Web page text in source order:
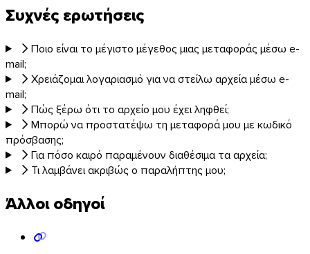
Συχνές ερωτήσεις
Ποιο είναι το μέγιστο μέγεθος μιας μεταφοράς μέσω e-
mail;
Χρειάζομαι λογαριασμό για να στείλω αρχεία μέσω e-
mail;
Πώς ξέρω ότι το αρχείο μου έχει ληφθεί;
Μπορώ να προστατέψω τη μεταφορά μου με κωδικό
πρόσβασης;
Για πόσο καιρό παραμένουν διαθέσιμα τα αρχεία;
Τι λαμβάνει ακριβώς ο παραλήπτης μου;
Άλλοι οδηγοί